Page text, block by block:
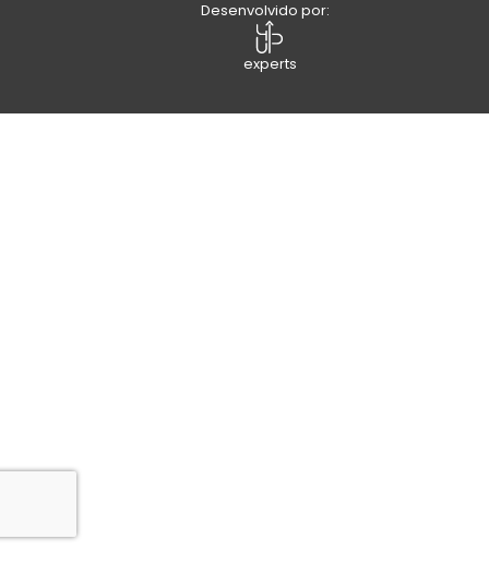
Desenvolvido por:
experts